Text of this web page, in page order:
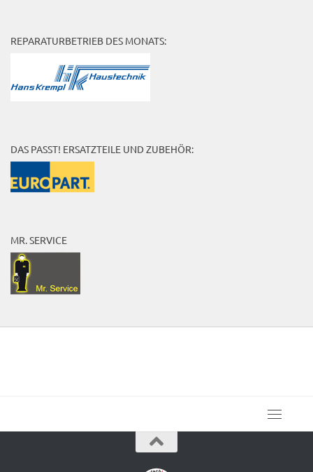
REPARATURBETRIEB DES MONATS:
DAS PASST! ERSATZTEILE UND ZUBEHÖR:
MR. SERVICE